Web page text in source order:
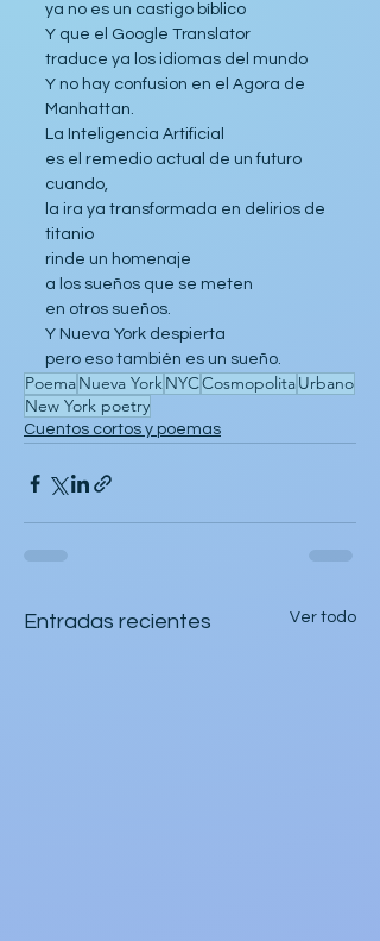
ya no es un castigo bíblico
Y que el Google Translator
traduce ya los idiomas del mundo
Y no hay confusion en el Agora de
Manhattan.
La Inteligencia Artificial
es el remedio actual de un futuro
cuando,
la ira ya transformada en delirios de
titanio
rinde un homenaje
a los sueños que se meten
en otros sueños.
Y Nueva York despierta
pero eso también es un sueño.
PoemaNueva YorkNYCCosmopolitaUrbano
New York poetry
Cuentos cortos y poemas
Entradas recientes Ver todo